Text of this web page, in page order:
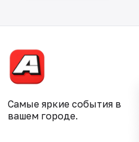
Самые яркие события в
вашем городе.